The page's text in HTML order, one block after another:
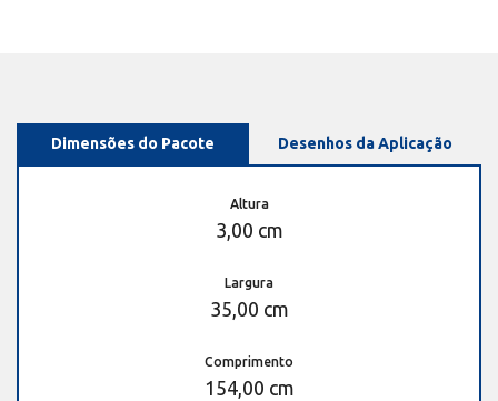
Dimensões do Pacote Desenhos da Aplicação
Altura
3,00 cm
Largura
35,00 cm
Comprimento
154,00 cm